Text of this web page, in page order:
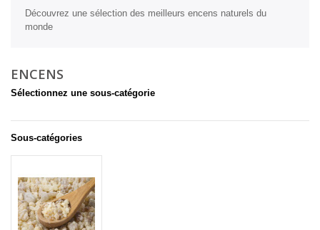
Découvrez une sélection des meilleurs encens naturels du
monde
ENCENS
Sélectionnez une sous-catégorie
Sous-catégories